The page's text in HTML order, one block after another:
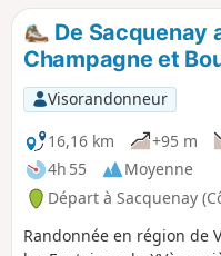
lieux touristiques et
Nationale d'Osiériculture
Dame ainsi que tous les
village.
De Sacquenay
Champagne et
Visorandonneur
16,16 km
+95 m
4h 55
Moyenne
Départ à Sacquenay
Randonnée en région de